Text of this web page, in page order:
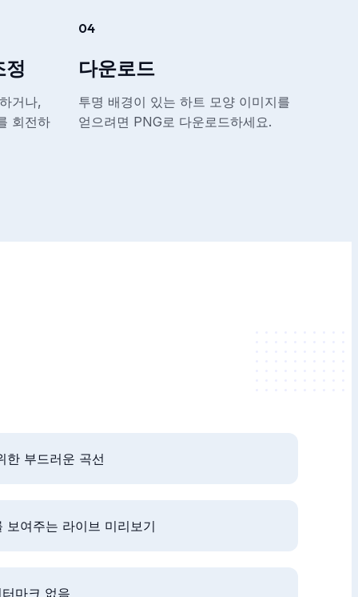
정
거나,
회전하
04
다운로드
투명 배경이 있는 하트 모양 이미지를
얻으려면 PNG로 다운로드하세요.
한 부드러운 곡선
보여주는 라이브 미리보기
마크 없음